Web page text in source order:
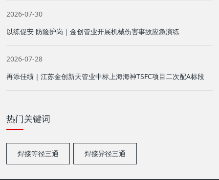
2026-07-30
以练促安 防险护岗｜金创管业开展机械伤害事故应急演练
2026-07-28
再添佳绩｜江苏金创新天管业中标上海海神TSFC项目二次配A标段
热门关键词
焊接等径三通 焊接异径三通